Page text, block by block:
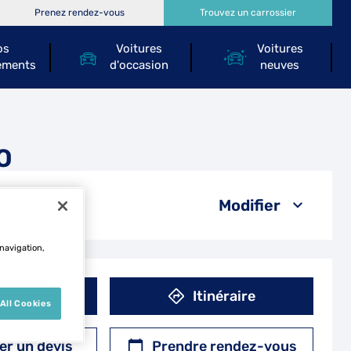
Voitures
d'occasion
Voitures
neuves
Prenez rendez-vous Trouvez un carrossier
Modifier
Itinéraire
un devis Prendre rendez-vous
Cookies